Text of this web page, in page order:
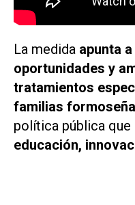
La medida apunta
oportunidades y
tratamientos
familias
política pública que
educación,